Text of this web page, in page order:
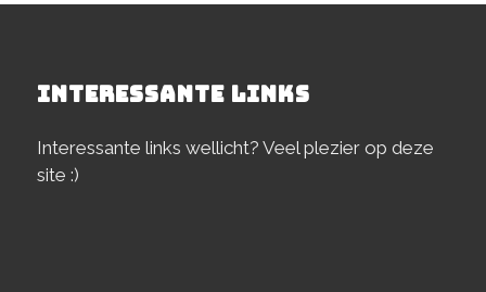
INTERESSANTE LINKS
Interessante links wellicht? Veel plezier op deze
site :)